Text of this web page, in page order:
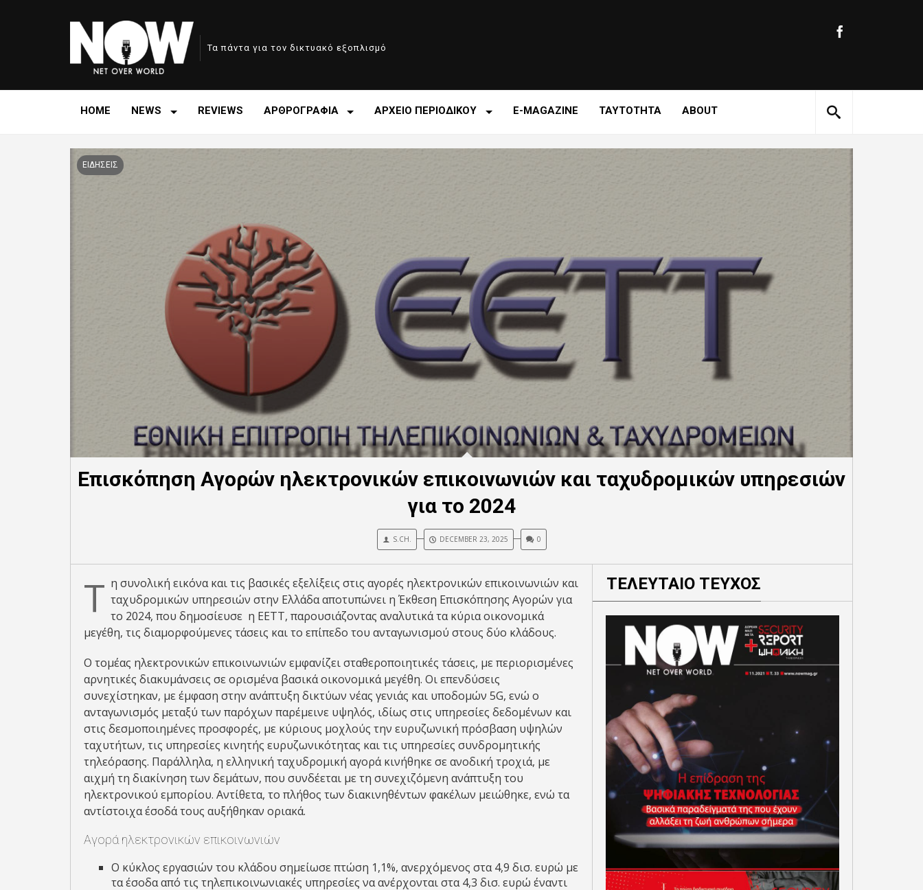
Τα πάντα για τον δικτυακό εξοπλισμό
HOME NEWS REVIEWS ΑΡΘΡΟΓΡΑΦΙΑ ΑΡΧΕΙΟ ΠΕΡΙΟΔΙΚΟΥ E-MAGAZINE ΤΑΥΤΟΤΗΤΑ ABOUT
ΕΙΔΗΣΕΙΣ
Επισκόπηση Αγορών ηλεκτρονικών επικοινωνιών και ταχυδρομικών υπηρεσιών
για το 2024
S.CH. DECEMBER 23, 2025 0
Τ η συνολική εικόνα και τις βασικές εξελίξεις στις αγορές ηλεκτρονικών επικοινωνιών και
ταχυδρομικών υπηρεσιών στην Ελλάδα αποτυπώνει η Έκθεση Επισκόπησης Αγορών για
το 2024, που δημοσίευσε η ΕΕΤΤ, παρουσιάζoντας αναλυτικά τα κύρια οικονομικά
μεγέθη, τις διαμορφούμενες τάσεις και το επίπεδο του ανταγωνισμού στους δύο κλάδους.
Ο τομέας ηλεκτρονικών επικοινωνιών εμφανίζει σταθεροποιητικές τάσεις, με περιορισμένες
αρνητικές διακυμάνσεις σε ορισμένα βασικά οικονομικά μεγέθη. Οι επενδύσεις
συνεχίστηκαν, με έμφαση στην ανάπτυξη δικτύων νέας γενιάς και υποδομών 5G, ενώ o
ανταγωνισμός μεταξύ των παρόχων παρέμεινε υψηλός, ιδίως στις υπηρεσίες δεδομένων και
στις δεσμοποιημένες προσφορές, με κύριους μοχλούς την ευρυζωνική πρόσβαση υψηλών
ταχυτήτων, τις υπηρεσίες κινητής ευρυζωνικότητας και τις υπηρεσίες συνδρομητικής
τηλεόρασης. Παράλληλα, η ελληνική ταχυδρομική αγορά κινήθηκε σε ανοδική τροχιά, με
αιχμή τη διακίνηση των δεμάτων, που συνδέεται με τη συνεχιζόμενη ανάπτυξη του
ηλεκτρονικού εμπορίου. Αντίθετα, το πλήθος των διακινηθέντων φακέ­λων μειώθηκε, ενώ τα
αντί­στοιχα έσοδά τους αυξήθηκαν οριακά.
Αγορά ηλεκτρονικών επικοινωνιών
Ο κύκλος εργασιών του κλάδου σημείωσε πτώση 1,1%, ανερχόμενος στα 4,9 δισ. ευρώ με
τα έσοδα από τις τηλεπικοινωνιακές υπηρεσίες να ανέρχονται στα 4,3 δισ. ευρώ έναντι
ΤΕΛΕΥΤΑΙΟ ΤΕΥΧΟΣ